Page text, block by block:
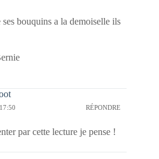
ses bouquins a la demoiselle ils
RÉPONDRE
par cette lecture je pense !